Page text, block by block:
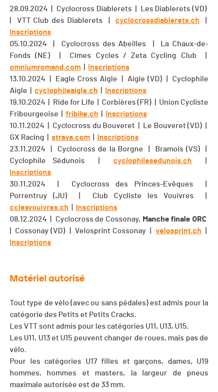
28.09.2024 | Cyclocross Diablerets | Les Diablerets (VD)
| VTT Club des Diablerets |cyclocrossdiablerets.ch
Inscriptions
05.10.2024 | Cyclocross des Abeilles | La Chaux-de-
Fonds (NE) | Cimes Cycles / Zeta Cycling Club |
omniumromand.com
Inscriptions
13.10.2024 | Eagle Cross Aigle | Aigle (VD) | Cyclophile
Aigle | cyclophileaigle.ch
Inscriptions
19.10.2024 | Ride for Life | Corbières (FR) | Union Cycliste
Fribourgeoise | fribike.ch
Inscriptions
10.11.2024 | Cyclocross du Bouveret | Le Bouveret (VD) |
GX Racing | strava.com
Inscriptions
23.11.2024 | Cyclocross de la Borgne | Bramois (VS) |
Cyclophile Sédunois | cyclophilesedunois.ch
Inscriptions
30.11.2024 | Cyclocross des Princes-Evêques |
Porrentruy (JU) | Club Cycliste les Vouivres |
cclesvouivres.ch
Inscriptions
08.12.2024 | Cyclocross de Cossonay, Manche finale ORC
| Cossonay (VD) | Velosprint Cossonay | velosprint.ch
Inscriptions
Matériel autorisé
Tout type de vélo (avec ou sans pédales) est admis pour la
catégorie des Petits et Petits Cracks.
Les VTT sont admis pour les catégories U11, U13, U15.
Les U11, U13 et U15 peuvent changer de roues, mais pas de
vélo.
Pour les catégories U17 filles et garçons, dames, U19
hommes, hommes et masters, la largeur de pneus
maximale autorisée est de 33 mm.